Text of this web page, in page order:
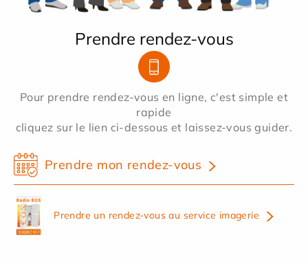
Prendre rendez-vous
Pour prendre rendez-vous en ligne, c'est simple et
rapide
cliquez sur le lien ci-dessous et laissez-vous guider.
Prendre mon rendez-vous
Prendre un rendez-vous au service imagerie